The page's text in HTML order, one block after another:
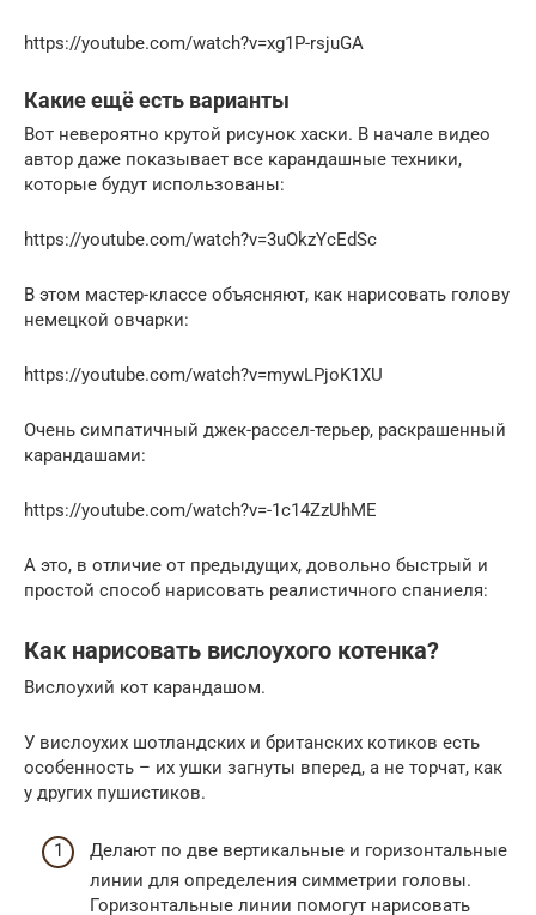
https://youtube.com/watch?v=xg1P-rsjuGA
Какие ещё есть варианты
Вот невероятно крутой рисунок хаски. В начале видео
автор даже показывает все карандашные техники,
которые будут использованы:
https://youtube.com/watch?v=3uOkzYcEdSc
В этом мастер-классе объясняют, как нарисовать голову
немецкой овчарки:
https://youtube.com/watch?v=mywLPjoK1XU
Очень симпатичный джек-рассел-терьер, раскрашенный
карандашами:
https://youtube.com/watch?v=-1c14ZzUhME
А это, в отличие от предыдущих, довольно быстрый и
простой способ нарисовать реалистичного спаниеля:
Как нарисовать вислоухого котенка?
Вислоухий кот карандашом.
У вислоухих шотландских и британских котиков есть
особенность – их ушки загнуты вперед, а не торчат, как
у других пушистиков.
Делают по две вертикальные и горизонтальные
линии для определения симметрии головы.
Горизонтальные линии помогут нарисовать